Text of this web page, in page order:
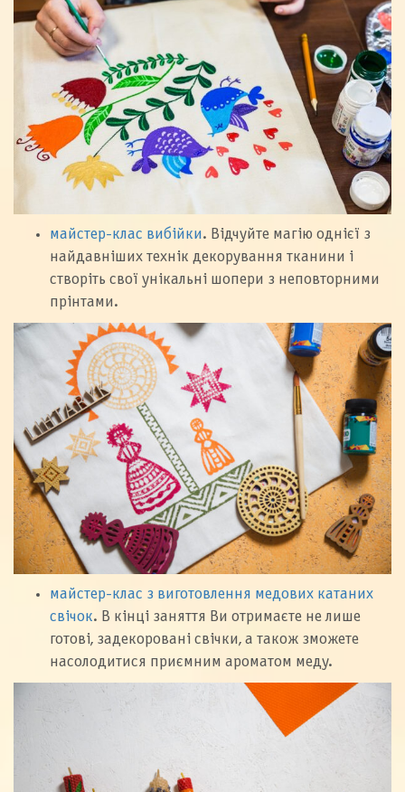
майстер-клас вибійки. Відчуйте магію однієї з
найдавніших технік декорування тканини і
створіть свої унікальні шопери з неповторними
прінтами.
майстер-клас з виготовлення медових катаних
свічок. В кінці заняття Ви отримаєте не лише
готові, задекоровані свічки, а також зможете
насолодитися приємним ароматом меду.